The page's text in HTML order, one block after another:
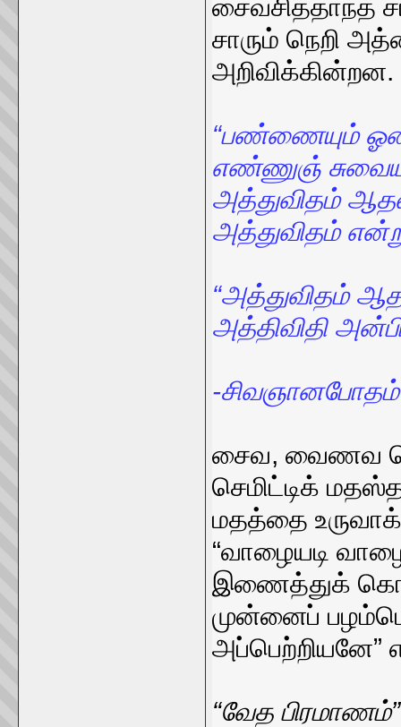
சைவசித்தாந்த
சாரும் நெறி
அறிவிக்கின்றன.
“பண்ணையும்
எண்ணுஞ்
அத்துவிதம்
அத்துவிதம்
“அத்துவிதம்
அத்திவிதி
-
சைவ, வைணவ
செமிட்டிக்
மதத்தை
“வாழையடி
இணைத்துக்
முன்னைப்
அப்பெற்றியனே”
“வேத பிரமாணம்”